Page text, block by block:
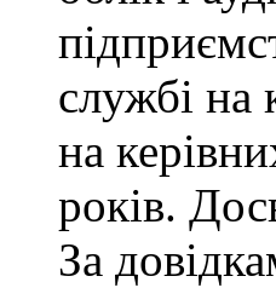
службі на
на
років.
За